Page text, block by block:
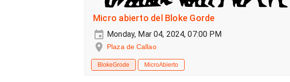
Micro abierto del Bloke Gorde
Monday, Mar 04, 2024, 07:00 PM
Plaza de Callao
BlokeGrode MicroAbierto